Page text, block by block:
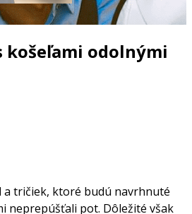
košeľami odolnými
a tričiek, ktoré budú navrhnuté
neprepúšťali pot. Dôležité však